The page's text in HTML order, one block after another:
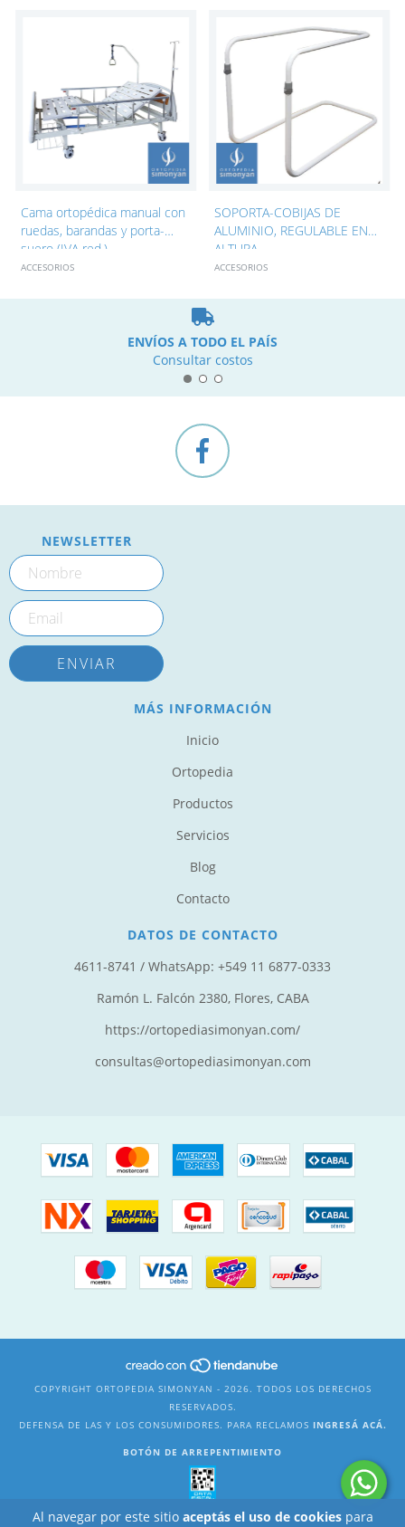
Al navegar por este sitio aceptás el uso de cookiespara
Cama ortopédica manual con
ruedas, barandas y porta-
suero (IVA red.).
ACCESORIOS
SOPORTA-COBIJAS DE
ALUMINIO, REGULABLE EN
ALTURA.
ACCESORIOS
ENVÍOS A TODO EL PAÍS
Consultar costos
NEWSLETTER
MÁS INFORMACIÓN
Inicio
Ortopedia
Productos
Servicios
Blog
Contacto
DATOS DE CONTACTO
4611-8741 / WhatsApp: +549 11 6877-0333‬
Ramón L. Falcón 2380, Flores, CABA
https://ortopediasimonyan.com/
consultas@ortopediasimonyan.com
COPYRIGHT ORTOPEDIA SIMONYAN - 2026. TODOS LOS DERECHOS
RESERVADOS.
DEFENSA DE LAS Y LOS CONSUMIDORES. PARA RECLAMOS INGRESÁ ACÁ.
BOTÓN DE ARREPENTIMIENTO